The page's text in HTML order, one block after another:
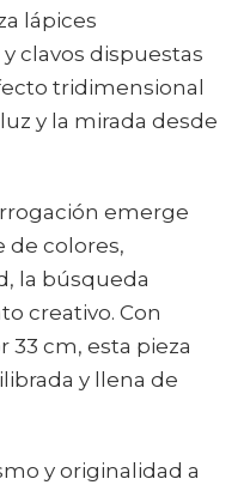
lápices
clavos dispuestas
tridimensional
y la mirada desde
emerge
de colores,
la búsqueda
creativo. Con
33 cm, esta pieza
y llena de
y originalidad a